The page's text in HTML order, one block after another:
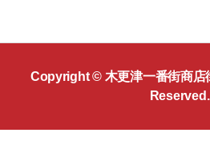
Copyright © 木更津一番街商店
Reserved.